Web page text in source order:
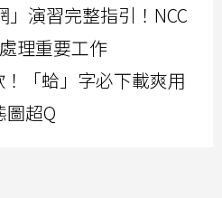
演習完整指引！NCC
理重要工作
「蛤」字必下載爽用
超Q